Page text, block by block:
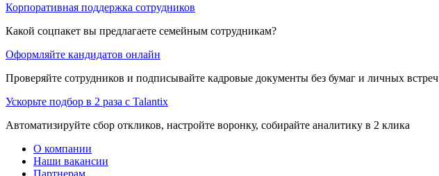
Корпоративная поддержка сотрудников
Какой соцпакет вы предлагаете семейным сотрудникам?
Оформляйте кандидатов онлайн
Проверяйте сотрудников и подписывайте кадровые документы без бумаг и личных встреч
Ускорьте подбор в 2 раза с Talantix
Автоматизируйте сбор откликов, настройте воронку, собирайте аналитику в 2 клика
О компании
Наши вакансии
Партнерам